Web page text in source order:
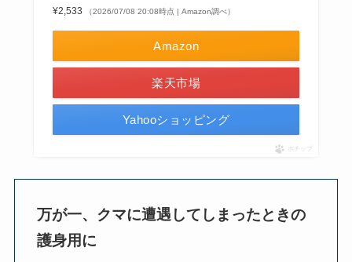
¥2,533 （2026/07/08 20:08時点 | Amazon調べ）
Amazon
楽天市場
Yahooショッピング
ポチップ
万が一、クマに遭遇してしまったときの
護身用に